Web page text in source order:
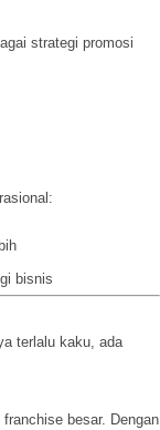
strategi promosi
bisnis
terlalu kaku, ada
besar. Dengan